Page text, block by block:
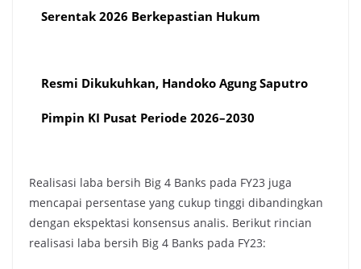
Serentak 2026 Berkepastian Hukum
Resmi Dikukuhkan, Handoko Agung Saputro
Pimpin KI Pusat Periode 2026–2030
Realisasi laba bersih Big 4 Banks pada FY23 juga
mencapai persentase yang cukup tinggi dibandingkan
dengan ekspektasi konsensus analis. Berikut rincian
realisasi laba bersih Big 4 Banks pada FY23: